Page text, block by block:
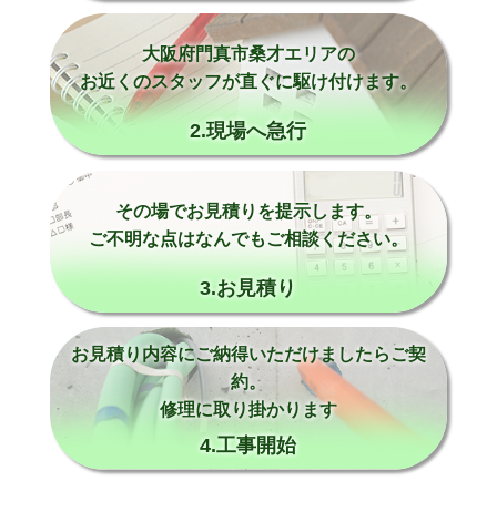
大阪府門真市桑才エリアの
お近くのスタッフが直ぐに駆け付けます。
2.現場へ急行
その場でお見積りを提示します。
ご不明な点はなんでもご相談ください。
3.お見積り
お見積り内容にご納得いただけましたらご契
約。
修理に取り掛かります
4.工事開始